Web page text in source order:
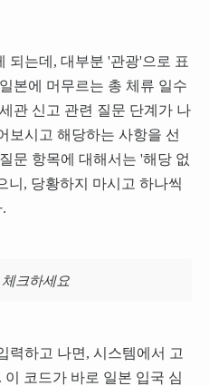
되는데, 대부분 '관광'으로 표
본에 머무르는 총 체류 일수
관 신고 관련 질문 단계가 나
보시고 해당하는 사항을 선
문 항목에 대해서는 '해당 없
니, 당황하지 마시고 하나씩
크하세요
력하고 나면, 시스템에서 고
코드가 바로 일본 입국 심